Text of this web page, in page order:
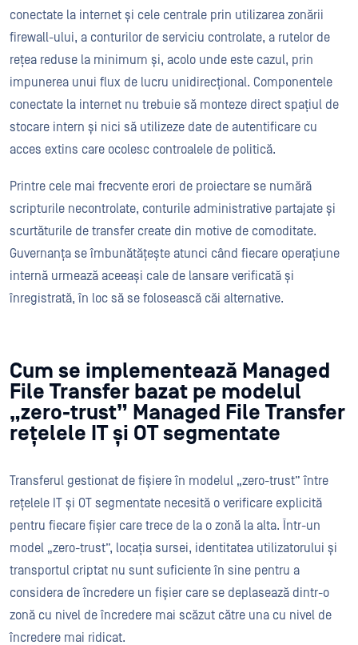
conectate la internet și cele centrale prin utilizarea zonării
firewall-ului, a conturilor de serviciu controlate, a rutelor de
rețea reduse la minimum și, acolo unde este cazul, prin
impunerea unui flux de lucru unidirecțional. Componentele
conectate la internet nu trebuie să monteze direct spațiul de
stocare intern și nici să utilizeze date de autentificare cu
acces extins care ocolesc controalele de politică.
Printre cele mai frecvente erori de proiectare se numără
scripturile necontrolate, conturile administrative partajate și
scurtăturile de transfer create din motive de comoditate.
Guvernanța se îmbunătățește atunci când fiecare operațiune
internă urmează aceeași cale de lansare verificată și
înregistrată, în loc să se folosească căi alternative.
Cum se implementează Managed
File Transfer bazat pe modelul
„zero-trust” Managed File Transfer
rețelele IT și OT segmentate
Transferul gestionat de fișiere în modelul „zero-trust” între
rețelele IT și OT segmentate necesită o verificare explicită
pentru fiecare fișier care trece de la o zonă la alta. Într-un
model „zero-trust”, locația sursei, identitatea utilizatorului și
transportul criptat nu sunt suficiente în sine pentru a
considera de încredere un fișier care se deplasează dintr-o
zonă cu nivel de încredere mai scăzut către una cu nivel de
încredere mai ridicat.